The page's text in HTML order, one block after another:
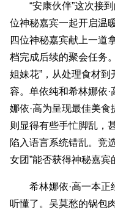
“安康伙伴”这次接到
位神秘嘉宾一起开启温
四位神秘嘉宾献上一道
档完成后续的聚会任务
姐妹花”，从处理食材
容。单依纯和希林娜依·
娜依·高为呈现最佳美食
则显得有些手忙脚乱，
陷入语言系统错乱。竞
女团”能否获得神秘嘉宾
希林娜依·高一本正
听懂了。吴莫愁的锅包